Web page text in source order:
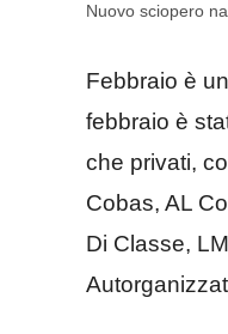
Nuovo sciopero
Febbraio è
febbraio è
che privati,
Cobas, AL
Di Classe,